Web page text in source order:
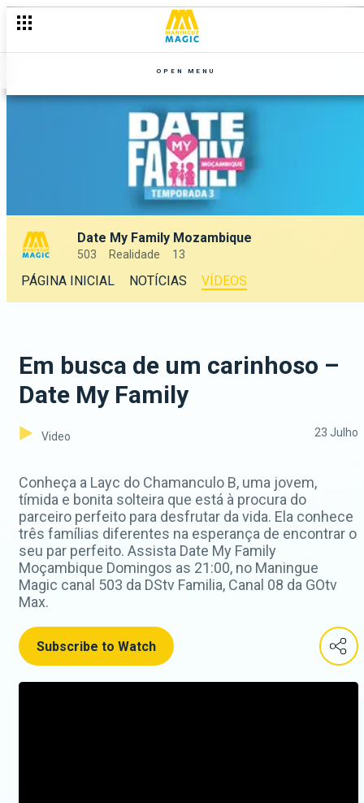
OPEN MENU
Date My Family Mozambique
503 Realidade 13
PÁGINA INICIAL NOTÍCIAS VÍDEOS
Em busca de um carinhoso –
Date My Family
Video 23 Julho
Conheça a Layc do Chamanculo B, uma jovem,
tímida e bonita solteira que está à procura do
parceiro perfeito para desfrutar da vida. Ela conhece
três famílias diferentes na esperança de encontrar o
seu par perfeito. Assista Date My Family
Moçambique Domingos as 21:00, no Maningue
Magic canal 503 da DStv Familia, Canal 08 da GOtv
Max.
Subscribe to Watch